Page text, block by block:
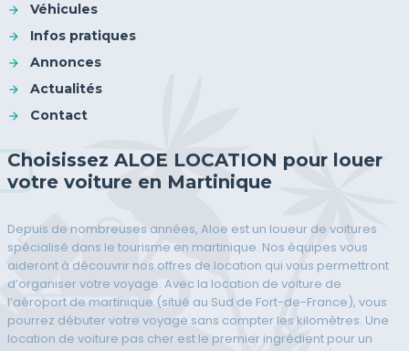
Véhicules
Infos pratiques
Annonces
Actualités
Contact
Choisissez ALOE LOCATION pour louer
votre voiture en Martinique
Depuis de nombreuses années, Aloe est un loueur de voitures
spécialisé dans le tourisme en martinique. Nos équipes vous
aideront à découvrir nos offres de location qui vous permettront
d’organiser votre voyage. Avec la location de voiture de
l’aéroport de martinique (situé au Sud de Fort-de-France), vous
pourrez débuter votre voyage sans compter les kilomètres. Une
location de voiture pas cher est le premier ingrédient pour un